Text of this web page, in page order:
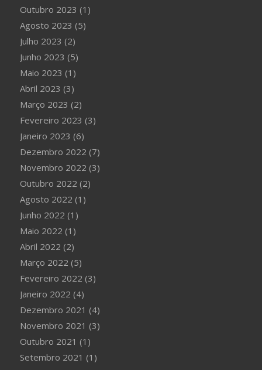
Outubro 2023 (1)
Agosto 2023 (5)
Julho 2023 (2)
Junho 2023 (5)
Maio 2023 (1)
Abril 2023 (3)
Março 2023 (2)
Fevereiro 2023 (3)
Janeiro 2023 (6)
Dezembro 2022 (7)
Novembro 2022 (3)
Outubro 2022 (2)
Agosto 2022 (1)
Junho 2022 (1)
Maio 2022 (1)
Abril 2022 (2)
Março 2022 (5)
Fevereiro 2022 (3)
Janeiro 2022 (4)
Dezembro 2021 (4)
Novembro 2021 (3)
Outubro 2021 (1)
Setembro 2021 (1)